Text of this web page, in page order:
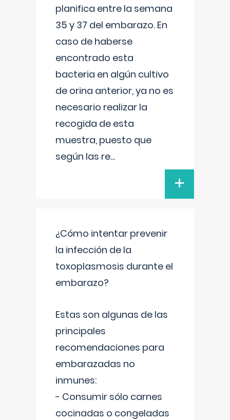
planifica entre la semana
35 y 37 del embarazo. En
caso de haberse
encontrado esta
bacteria en algún cultivo
de orina anterior, ya no es
necesario realizar la
recogida de esta
muestra, puesto que
según las re...
+
¿Cómo intentar prevenir
la infección de la
toxoplasmosis durante el
embarazo?
Estas son algunas de las
principales
recomendaciones para
embarazadas no
inmunes:
- Consumir sólo carnes
cocinadas o congeladas